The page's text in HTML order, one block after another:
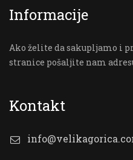
Informacije
Ako želite da sakupljamo i
stranice pošaljite nam
Kontakt